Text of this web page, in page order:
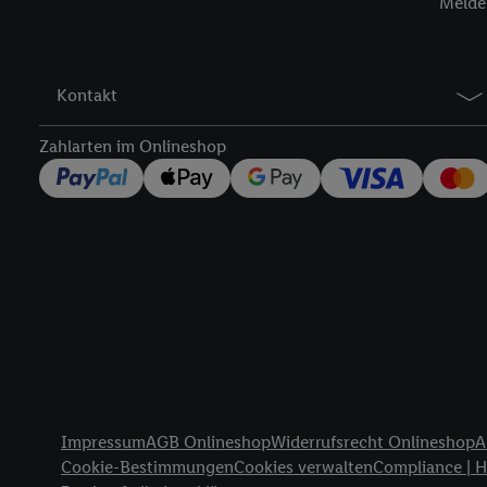
Kontakt
Zahlarten im Onlineshop
ImpressumAGB OnlineshopWiderrufsrecht Onlineshop
Cookie-BestimmungenCookies verwaltenCompliance |
können, um Sie in
Hierzu wird von uns
Zudem erlauben Sie
den Lidl-Diensten
Wenn das der Fall ist,
Kundenkonto-
verwenden, um Sie
Insbesondere können
Nutzung der Utiq-
Telekommunikations-
die Lidl-Dienste)
genannten Partner zu.
jederzeit mit Wirkung